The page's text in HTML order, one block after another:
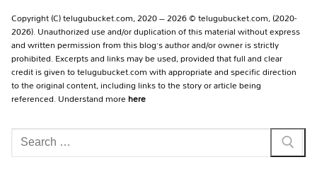
Copyright (C) telugubucket.com, 2020 – 2026 © telugubucket.com, (2020-
2026). Unauthorized use and/or duplication of this material without express
and written permission from this blog’s author and/or owner is strictly
prohibited. Excerpts and links may be used, provided that full and clear
credit is given to telugubucket.com with appropriate and specific direction
to the original content, including links to the story or article being
referenced. Understand morehere
Search
for: